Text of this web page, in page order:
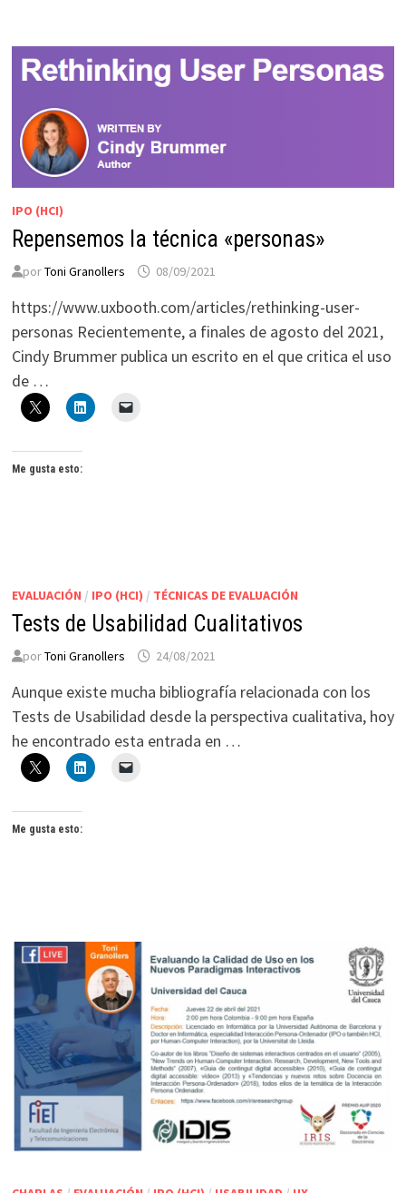
IPO (HCI)
Repensemos la técnica «personas»
porToni Granollers 08/09/2021
https://www.uxbooth.com/articles/rethinking-user-
personas Recientemente, a finales de agosto del 2021,
Cindy Brummer publica un escrito en el que critica el uso
de …
Me gusta esto:
EVALUACIÓN / IPO (HCI) / TÉCNICAS DE EVALUACIÓN
Tests de Usabilidad Cualitativos
porToni Granollers 24/08/2021
Aunque existe mucha bibliografía relacionada con los
Tests de Usabilidad desde la perspectiva cualitativa, hoy
he encontrado esta entrada en …
Me gusta esto: